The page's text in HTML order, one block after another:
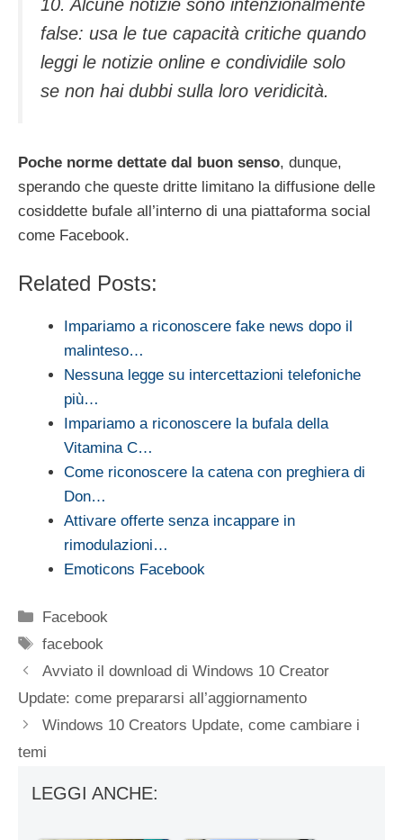
10. Alcune notizie sono intenzionalmente
false: usa le tue capacità critiche quando
leggi le notizie online e condividile solo
se non hai dubbi sulla loro veridicità.
Poche norme dettate dal buon senso, dunque,
sperando che queste dritte limitano la diffusione delle
cosiddette bufale all’interno di una piattaforma social
come Facebook.
Related Posts:
Impariamo a riconoscere fake news dopo il
malinteso…
Nessuna legge su intercettazioni telefoniche
più…
Impariamo a riconoscere la bufala della
Vitamina C…
Come riconoscere la catena con preghiera di
Don…
Attivare offerte senza incappare in
rimodulazioni…
Emoticons Facebook
Categorie
Facebook
Tag
facebook
Avviato il download di Windows 10 Creator
Update: come prepararsi all’aggiornamento
Windows 10 Creators Update, come cambiare i
temi
LEGGI ANCHE: